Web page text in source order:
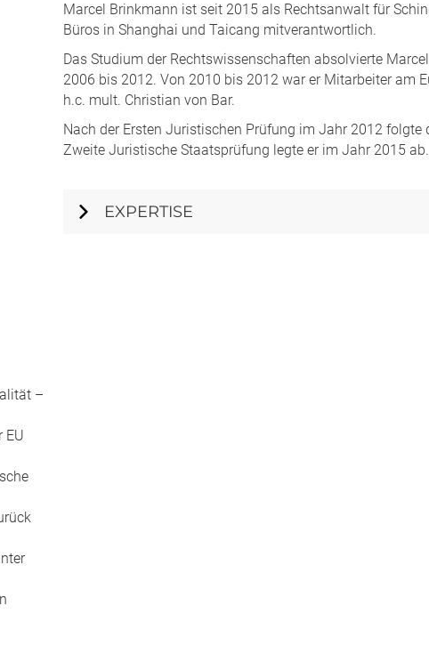
–
EU
Marcel Brinkmann ist seit 2015 als Rechtsanwalt für
Büros in Shanghai und Taicang mitverantwortlich.
Das Studium der Rechtswissenschaften absolvierte
2006 bis 2012. Von 2010 bis 2012 war er Mitarbeiter am
h.c. mult. Christian von Bar.
Nach der Ersten Juristischen Prüfung im Jahr 2012
Zweite Juristische Staatsprüfung legte er im Jahr 2015 ab.
EXPERTISE